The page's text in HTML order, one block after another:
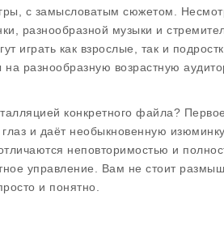
с замысловатым сюжетом.
разнообразной музыки и
играть как взрослые, так и
разнообразную возрастную
конкретного файла?
и даёт необыкновенную
неповторимостью и
управление. Вам не стоит
и понятно.